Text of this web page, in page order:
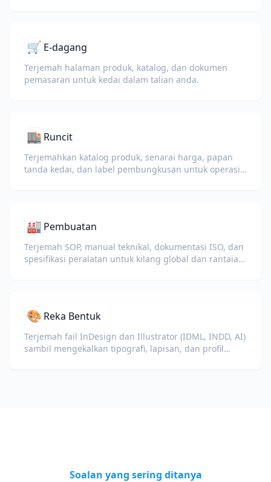
🛒 E-dagang
Terjemah halaman produk, katalog, dan dokumen
pemasaran untuk kedai dalam talian anda.
🏬 Runcit
Terjemahkan katalog produk, senarai harga, papan
tanda kedai, dan label pembungkusan untuk operasi
🏭 Pembuatan
Terjemah SOP, manual teknikal, dokumentasi ISO, dan
spesifikasi peralatan untuk kilang global dan rantaian
🎨 Reka Bentuk
Terjemah fail InDesign dan Illustrator (IDML, INDD, AI)
sambil mengekalkan tipografi, lapisan, dan profil
Soalan yang sering ditanya